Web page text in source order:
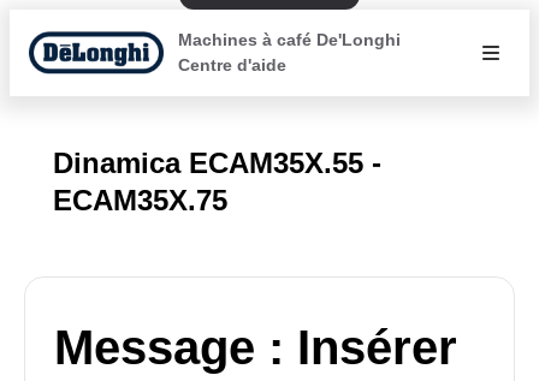
Machines à café De'Longhi
Centre d'aide
Dinamica ECAM35X.55 -
ECAM35X.75
Message : Insérer